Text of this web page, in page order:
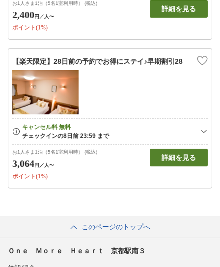
お1人さま1泊（5名1室利用時） (税込)
2,400円 ／人〜
ポイント(1%)
詳細を見る
【楽天限定】28日前の予約でお得にステイ♪早期割引28
お1人さま1泊（5名1室利用時） (税込)
3,064円 ／人〜
ポイント(1%)
詳細を見る
このページのトップへ
Ｏｎｅ Ｍｏｒｅ Ｈｅａｒｔ 京都駅南３